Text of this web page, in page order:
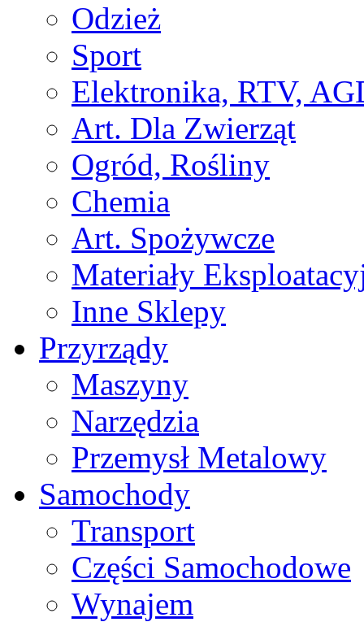
Odzież
Sport
Elektronika, RTV,
Art. Dla Zwierząt
Ogród, Rośliny
Chemia
Art. Spożywcze
Materiały
Inne Sklepy
Przyrządy
Maszyny
Narzędzia
Przemysł Metalowy
Samochody
Transport
Części Samochodowe
Wynajem